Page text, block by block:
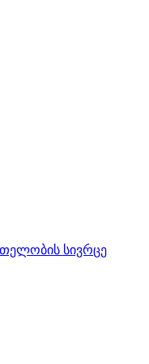
სივრცე